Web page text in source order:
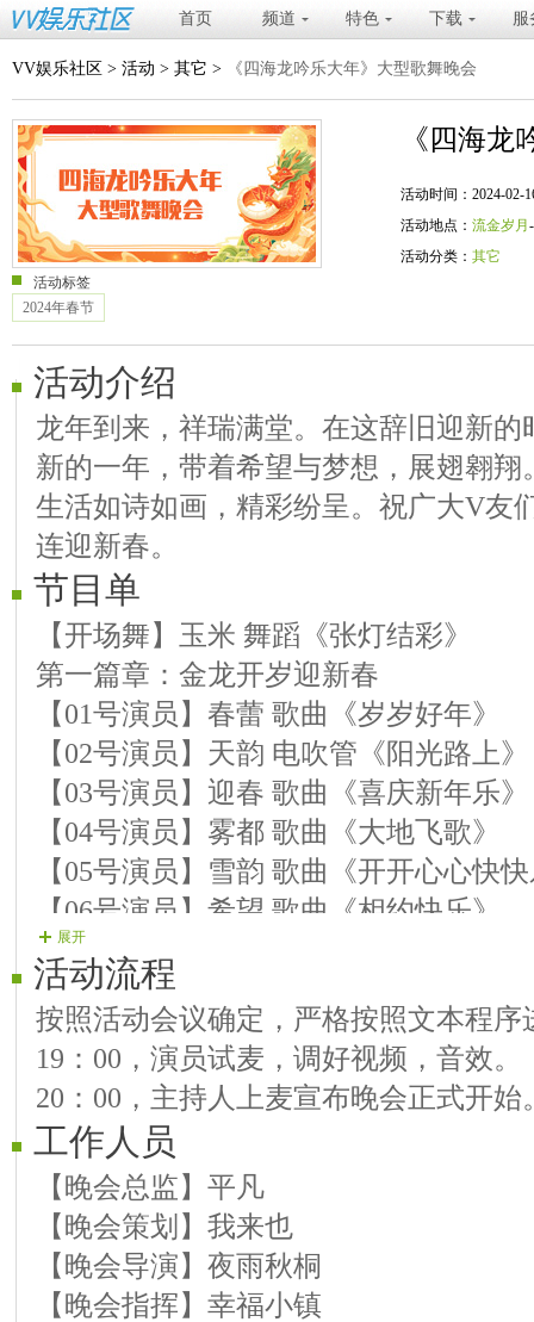
首页 频道 特色 下载 服
VV娱乐社区 > 活动 > 其它 > 《四海龙吟乐大年》大型歌舞晚会
《四海
活动时间：2024-02-
活动地点： 流金岁月
活动分类： 其它
活动标签
2024年春节
活动介绍
龙年到来，祥瑞满堂。在这辞旧迎新
新的一年，带着希望与梦想，展翅翱
生活如诗如画，精彩纷呈。祝广大V友
连迎新春。
节目单
【开场舞】玉米 舞蹈《张灯结彩》
第一篇章：金龙开岁迎新春
【01号演员】春蕾 歌曲《岁岁好年》
【02号演员】天韵 电吹管《阳光路上》
【03号演员】迎春 歌曲《喜庆新年乐》
【04号演员】雾都 歌曲《大地飞歌》
【05号演员】雪韵 歌曲《开开心心快
【06号演员】希望 歌曲《相约快乐》
【07号演员】情怡 歌曲《众手浇开幸
第二篇章：吉祥如意庆龙年
【08号演员】紫衣 电吹管《欢乐中国
【09号演员】湫水 歌曲《恭喜发财》
【10号演员】珍爱 歌曲《中华吉祥年》
【11号演员】情聖 歌曲《明天你好》
【12号演员】心美 朗诵《新年欢歌》
【13号演员】美凤 歌曲《百花迎春》
【14号演员】一婵 歌曲《吉祥中国年》
【15号演员】军莉 歌曲《陪祖国过年》
展开
活动流程
按照活动会议确定，严格按照文本程序
19：00，演员试麦，调好视频，音效。
20：00，主持人上麦宣布晚会正式开始
工作人员
【晚会总监】平凡
【晚会策划】我来也
【晚会导演】夜雨秋桐
【晚会指挥】幸福小镇